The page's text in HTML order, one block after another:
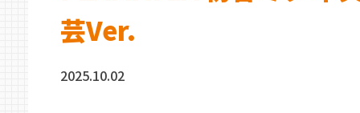
芸Ver.
2025.10.02